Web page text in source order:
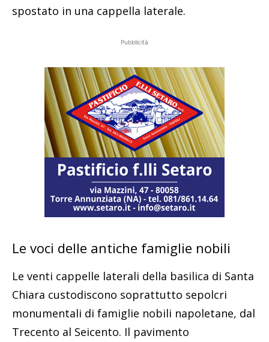
spostato in una cappella laterale.
Pubblicità
Le voci delle antiche famiglie nobili
Le venti cappelle laterali della basilica di Santa
Chiara custodiscono soprattutto sepolcri
monumentali di famiglie nobili napoletane, dal
Trecento al Seicento. Il pavimento